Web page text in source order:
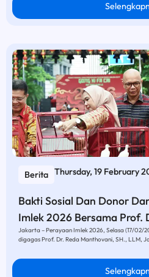
Berita Thursday, 19 February
Bakti Sosial Dan Donor
Imlek 2026 Bersama Prof.
Jakarta – Perayaan Imlek 2026, Selasa (17/02/
digagas Prof. Dr. Reda Manthovani, SH., LLM,